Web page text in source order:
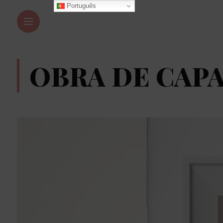
OBRA DE
Português